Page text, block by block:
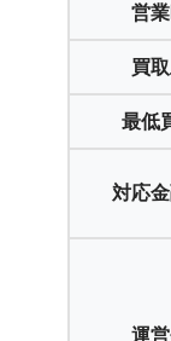
営
買
最低
対応
運